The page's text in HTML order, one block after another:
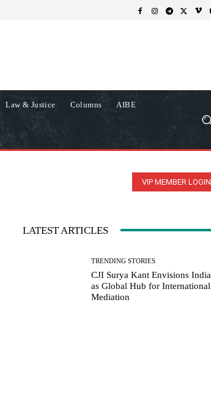
Law & Justice Columns AIBE
VIP MEMBER LOGIN
LATEST ARTICLES
TRENDING STORIES
CJI Surya Kant Envisions India
as Global Hub for International
Mediation